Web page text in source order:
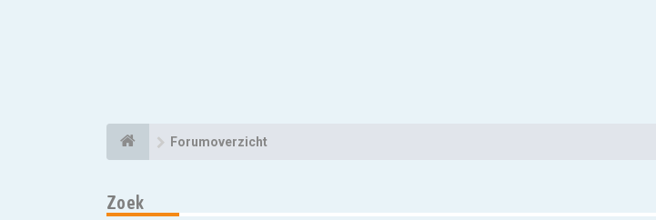
Forumoverzicht
Zoek